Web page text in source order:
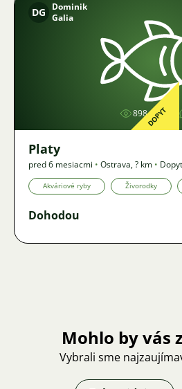
DG
Dominik
Galia
898DOPYT
Platy
pred 6 mesiacmi • Ostrava,? km • Dopyt
Akváriové ryby Živorodky
Dohodou
Mohlo by vás
Vybrali sme